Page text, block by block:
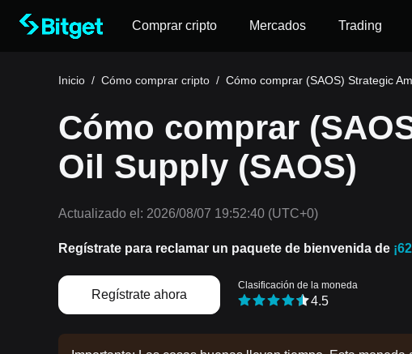
Comprar cripto Mercados Trading
Inicio / Cómo comprar cripto / Cómo comprar (SAOS) Strategic
Cómo comprar
Oil Supply (SAOS)
Actualizado el: 2026/08/07 19:52:40 (UTC+0)
Regístrate para reclamar un paquete de bienvenida de
Regístrate ahora
Clasificación de la moneda
4.5